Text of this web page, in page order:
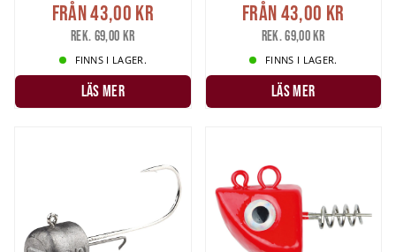
Från43,00 kr
Rek. 69,00 kr
FINNS I LAGER.
LÄS MER
Från43,00 kr
Rek. 69,00 kr
FINNS I LAGER.
LÄS MER